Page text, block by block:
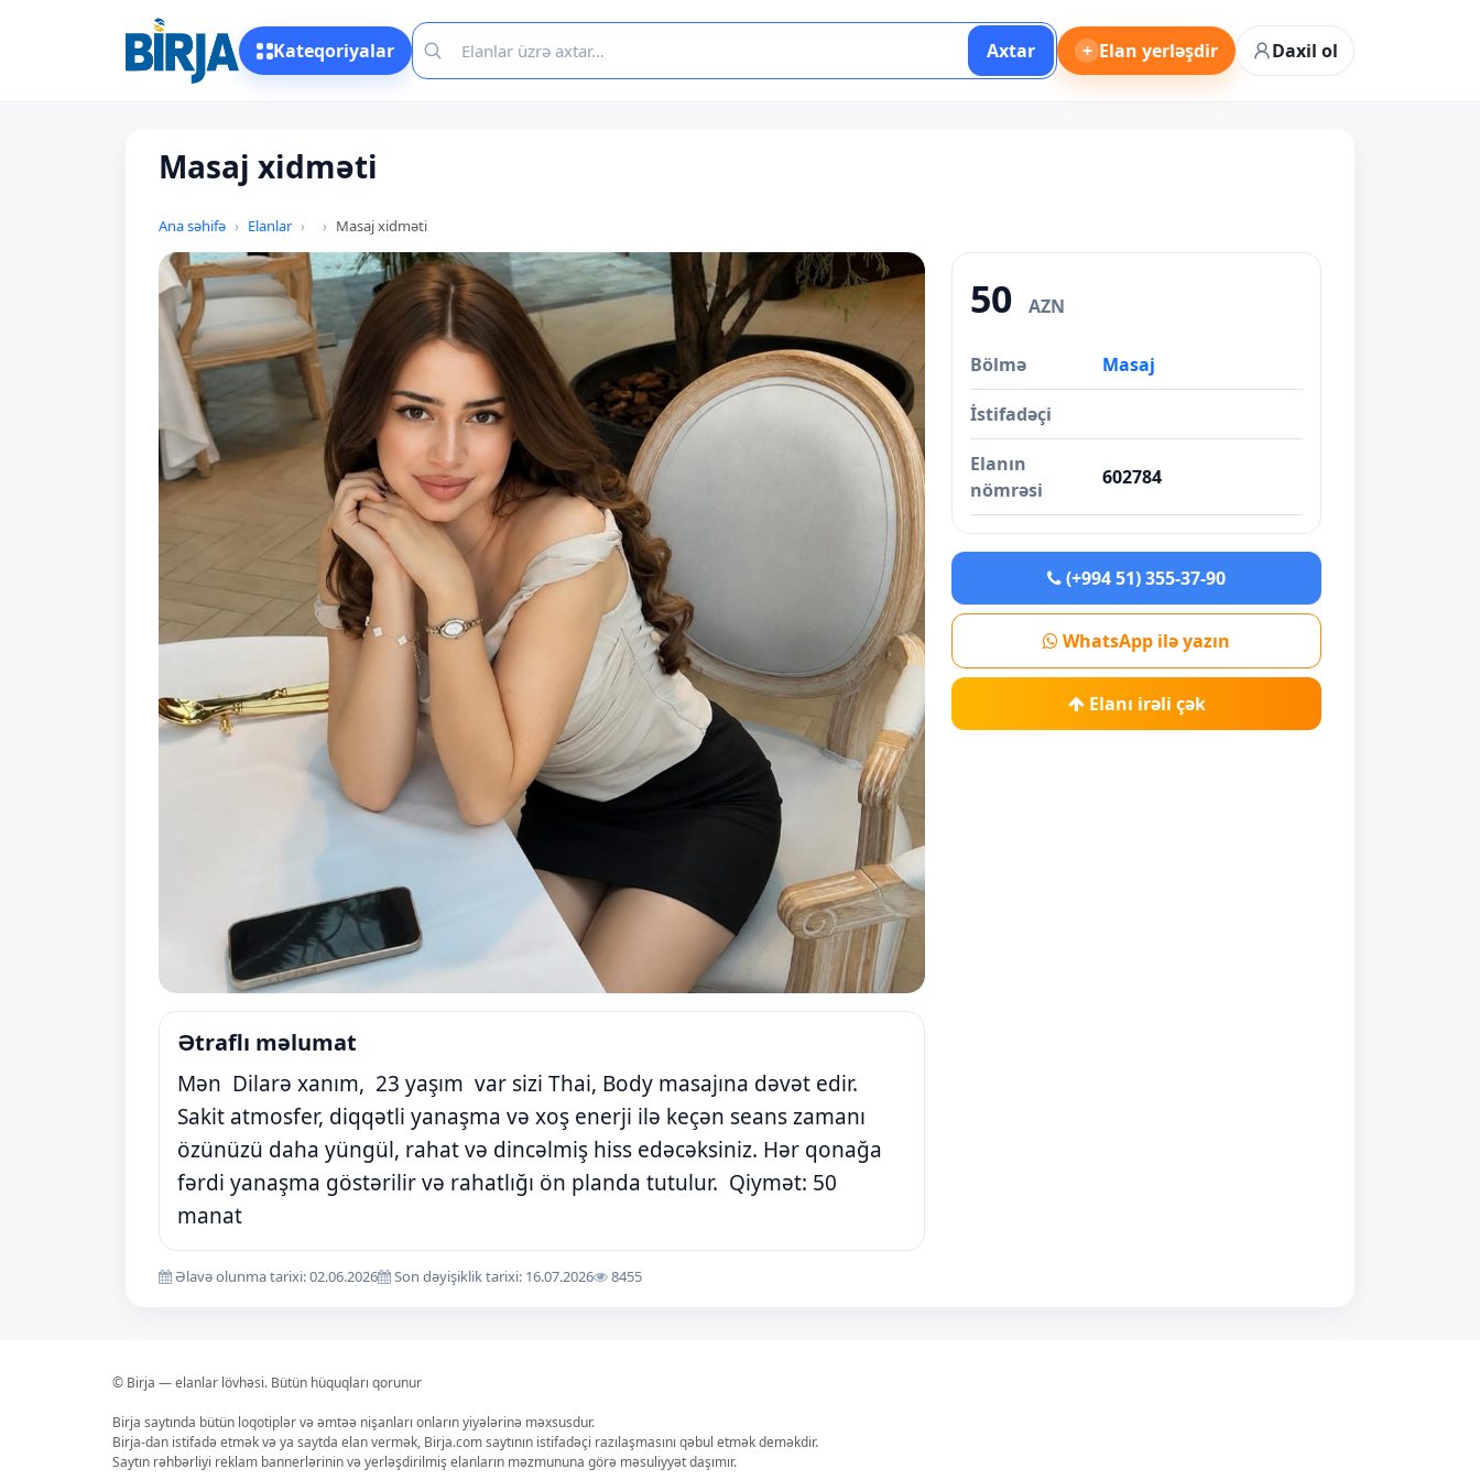
Kateqoriyalar Axtar + Elan yerləşdir Daxil ol
Masaj xidməti
Ana səhifə Elanlar Masaj xidməti
Ətraflı məlumat
Mən Dilarə xanım, 23 yaşım var sizi Thai, Body masajına dəvət edir.
Sakit atmosfer, diqqətli yanaşma və xoş enerji ilə keçən seans zamanı
özünüzü daha yüngül, rahat və dincəlmiş hiss edəcəksiniz. Hər qonağa
fərdi yanaşma göstərilir və rahatlığı ön planda tutulur. Qiymət: 50
manat
Əlavə olunma tarixi: 02.06.2026 Son dəyişiklik tarixi: 16.07.2026 8455
50 AZN
Bölmə Masaj
İstifadəçi
Elanın
nömrəsi
602784
(+994 51) 355-37-90
WhatsApp ilə yazın
Elanı irəli çək
© Birja — elanlar lövhəsi. Bütün hüquqları qorunur
Birja saytında bütün loqotiplər və əmtəə nişanları onların yiyələrinə məxsusdur.
Birja-dan istifadə etmək və ya saytda elan vermək, Birja.com saytının istifadəçi razılaşmasını qəbul etmək deməkdir.
Saytın rəhbərliyi reklam bannerlərinin və yerləşdirilmiş elanların məzmununa görə məsuliyyət daşımır.